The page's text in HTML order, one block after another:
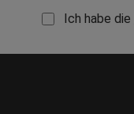
Ich habe die